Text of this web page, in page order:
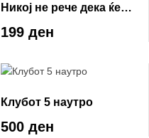
Никој не рече дека ќе
биде лесно
199 ден
Клубот 5 наутро
500 ден